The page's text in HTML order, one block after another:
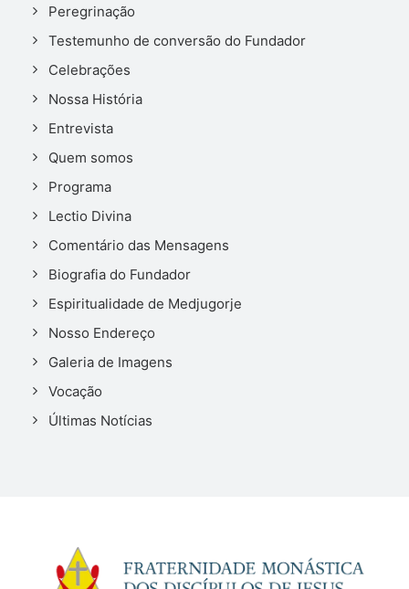
Peregrinação
Testemunho de conversão do Fundador
Celebrações
Nossa História
Entrevista
Quem somos
Programa
Lectio Divina
Comentário das Mensagens
Biografia do Fundador
Espiritualidade de Medjugorje
Nosso Endereço
Galeria de Imagens
Vocação
Últimas Notícias